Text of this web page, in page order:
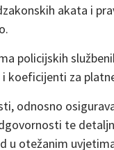
akata i
policijskih
koeficijenti za
odnosno
te
u otežanim